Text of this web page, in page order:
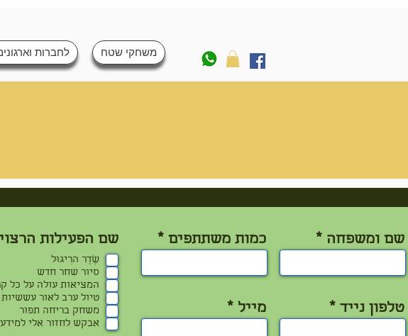
משחקי שטח לחברות
שם הפעילות
שֶׁדֶר הרִיגּוּל
סיור שחר חדש
המציאות עולה על כל
טיול ערב לאור עששיות
משחק בריחה תפור
אבקש לחזור אלי
כמות משתתפים שם ומשפחה
מייל טלפון נייד